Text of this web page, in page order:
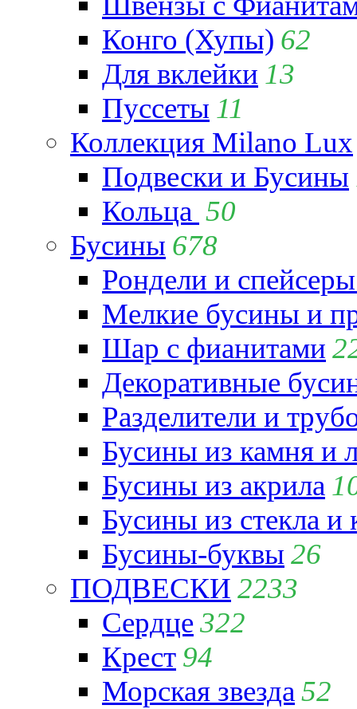
Конго (Хупы) 62
Для вклейки 13
Пуссеты 11
Коллекция Milano Lux
Подвески и Бусины
Кольца 50
Бусины 678
Рондели и
Мелкие бусины и
Шар с фианитами
Декоративные
Разделители и
Бусины из камня и
Бусины из акрила
Бусины из стекла и
Бусины-буквы 26
ПОДВЕСКИ 2233
Сердце322
Крест 94
Морская звезда 52